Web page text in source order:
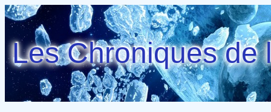
Les Chroniques de